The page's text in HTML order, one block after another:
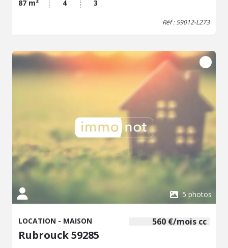
Le 2ème étage accueille 2 chambres dont une avec une
mezzanine. Loyer : 1217.02€ Dépôt de garantie : 1217.02€
€ et 1910€ (prix moyens des énergies indexés au
01.01.2021 - abonnements compris) Consultation de nos
honoraires : https://vacossin-associes.notaires.fr/gestion-
et-locations/gestion-locative.htm “Les informations sur
les risques auxquels ce bien est exposé sont disponibles
sur le site Géorisques : www.georisques.gouv.fr”.
87 m² 4 3
Réf : 59012-L273
5 photos
560 €/mois cc
LOCATION - MAISON
Rubrouck 59285